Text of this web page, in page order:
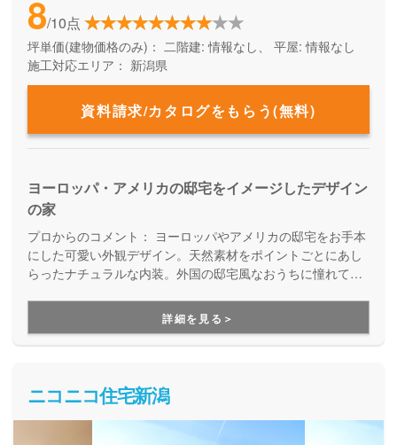
8/10点
坪単価(建物価格のみ)： 二階建: 情報なし、 平屋: 情報なし
施工対応エリア： 新潟県
資料請求/カタログをもらう(無料)
ヨーロッパ・アメリカの邸宅をイメージしたデザイン
の家
プロからのコメント： ヨーロッパやアメリカの邸宅をお手本
にした可愛い外観デザイン。天然素材をポイントごとにあし
らったナチュラルな内装。外国の邸宅風なおうちに憧れてい
詳細を見る＞
ニコニコ住宅新潟